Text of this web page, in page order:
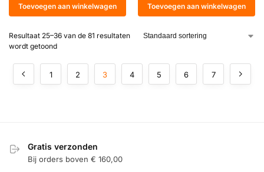
Toevoegen aan winkelwagen Toevoegen aan winkelwagen
Resultaat 25–36 van de 81 resultaten
wordt getoond
1 2 3 4 5 6 7
Gratis verzonden
Bij orders boven € 160,00